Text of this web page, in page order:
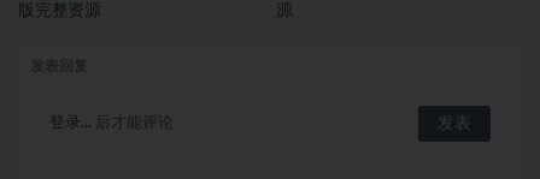
版完整资源
源
登录... 后才能评论